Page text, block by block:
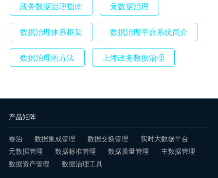
政务数据治理指南 元数据治理
数据治理体系框架 数据治理平台系统简介
数据治理的方法 上海政务数据治理
产品矩阵
睿治 数据集成管理 数据交换管理
实时大数据平台
元数据管理
数据标准管理 数据质量管理
主数据管理
数据资产管理
数据治理工具